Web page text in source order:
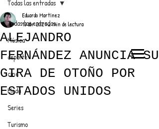
EL TRENDY TOP
CON EDDY MARTINEZ
Todas las entradas
Música
deporte
cine
Moda
Series
Turismo
Todas las entradas
ALEJANDRO
FERNÁNDEZ ANUNCIA SU
GIRA DE OTOÑO POR
ESTADOS UNIDOS
Eduardo Martínez
13 abr 20212 min de lectura